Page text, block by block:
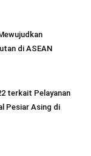
di ASEAN
terkait Pelayanan
Pesiar Asing di